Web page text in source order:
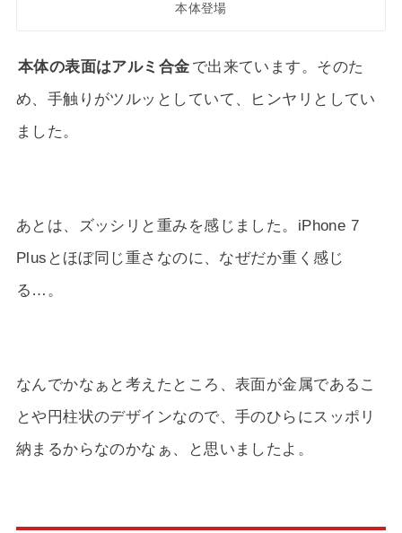
本体登場
本体の表面はアルミ合金 で出来ています。そのた
め、手触りがツルッとしていて、ヒンヤリとしてい
ました。
あとは、ズッシリと重みを感じました。iPhone 7
Plusとほぼ同じ重さなのに、なぜだか重く感じ
る…。
なんでかなぁと考えたところ、表面が金属であるこ
とや円柱状のデザインなので、手のひらにスッポリ
納まるからなのかなぁ、と思いましたよ。